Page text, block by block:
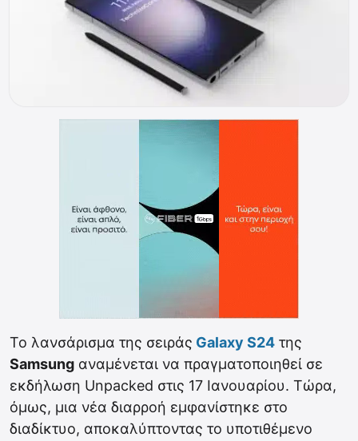
Το λανσάρισμα της σειράς Galaxy S24 της
Samsung αναμένεται να πραγματοποιηθεί σε
εκδήλωση Unpacked στις 17 Ιανουαρίου. Τώρα,
όμως, μια νέα διαρροή εμφανίστηκε στο
διαδίκτυο, αποκαλύπτοντας το υποτιθέμενο